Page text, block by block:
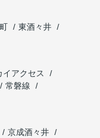
東酒々井
イアクセス
常磐線
京成酒々井